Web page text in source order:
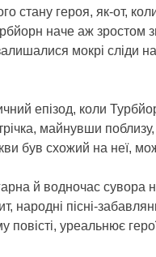
стану героя, як-от,
наче аж зростом
мокрі сліди
епізод, коли
майнувши
був схожий на неї,
й водночас сувора
народні пісні-
уреальнює